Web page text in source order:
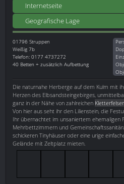
Internetseite
Geografische Lage
01796 Struppen
Weißig 7b
Telefon: 0177 4737272
40 Betten + zusätzlich Aufbettung
Die naturnahe Herberge auf dem Kulm mit
Herzen des Elbsandsteingebirges,
ganz in der Nähe von zahlreichen
Von hier aus seht ihr den Lilienstein, die
Ihr übernachtet im unsaniertem ehemaligen
Mehrbettzimmern und
schickeren Tinyhäuser oder eine urige
Gelände mit Zeltplatz mieten.